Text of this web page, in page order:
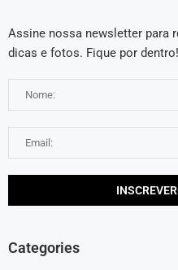
Assine nossa newsletter para
dicas e fotos. Fique por dentro!
Categories